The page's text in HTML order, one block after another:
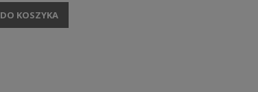
DO KOSZYKA